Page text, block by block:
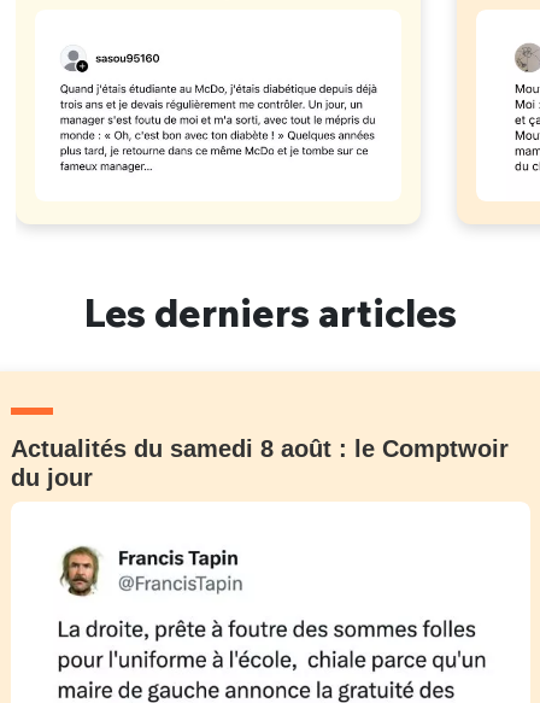
Les derniers articles
Actualités du samedi 8 août : le Comptwoir
du jour